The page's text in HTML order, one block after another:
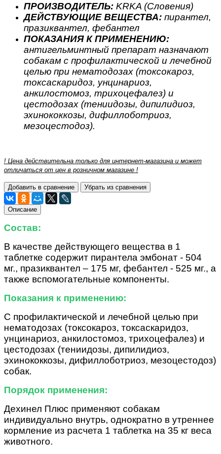
ПРОИЗВОДИТЕЛЬ: KRKA (Словения)
ДЕЙСТВУЮЩИЕ ВЕЩЕСТВА: пирантел,
празиквантел, фебантел
ПОКАЗАНИЯ К ПРИМЕНЕНИЮ:
антигельминтный препарат назначают
собакам с профилактической и лечебной
целью при нематодозах (токсокароз,
токсаскаридоз, унцинариоз,
анкилостомоз, трихоцефалез) и
цестодозах (тениидозы, дипилидиоз,
эхинококкозы, дифиллоботриоз,
мезоцестодоз).
! Цена действительна только для интернет-магазина и может
отличаться от цен в розничном магазине !
Добавить в сравнение Убрать из сравнения
Описание
Состав:
В качестве действующего вещества в 1
таблетке содержит пирантела эмбонат - 504
мг., празиквантел – 175 мг, фебантел - 525 мг., а
также вспомогательные компоненты.
Показания к применению:
С профилактической и лечебной целью при
нематодозах (токсокароз, токсаскаридоз,
унцинариоз, анкилостомоз, трихоцефалез) и
цестодозах (тениидозы, дипилидиоз,
эхинококкозы, дифиллоботриоз, мезоцестодоз)
собак.
Порядок применения:
Дехинел Плюс применяют собакам
индивидуально внутрь, однократно в утреннее
кормление из расчета 1 таблетка на 35 кг веса
животного.